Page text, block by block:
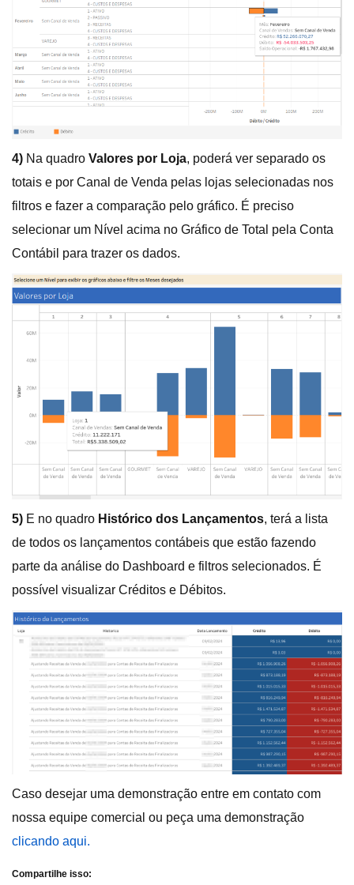
4) Na quadro Valores por Loja, poderá ver separado os
totais e por Canal de Venda pelas lojas selecionadas nos
filtros e fazer a comparação pelo gráfico. É preciso
selecionar um Nível acima no Gráfico de Total pela Conta
Contábil para trazer os dados.
5) E no quadro Histórico dos Lançamentos, terá a lista
de todos os lançamentos contábeis que estão fazendo
parte da análise do Dashboard e filtros selecionados. É
possível visualizar Créditos e Débitos.
Caso desejar uma demonstração entre em contato com
nossa equipe comercial ou peça uma demonstração
clicando aqui.
Compartilhe isso: